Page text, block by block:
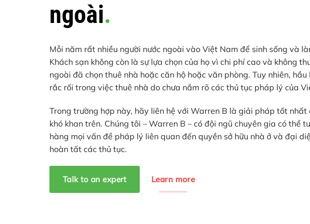
ngoài.
Mỗi năm rất nhiều người nước ngoài vào Việt Nam để sinh sống và
Khách sạn không còn là sự lựa chọn của họ vì chi phí cao và không
ngoài đã chọn thuê nhà hoặc căn hộ hoặc văn phòng. Tuy nhiên,
rắc rối trong việc thuê nhà do chưa nắm rõ các thủ tục pháp lý của
Trong trường hợp này, hãy liên hệ với Warren B là giải pháp tốt nhất
khó khan trên. Chúng tôi – Warren B – có đội ngũ chuyên gia có thể
hàng mọi vấn đề pháp lý liên quan đến quyền sở hữu nhà ở và đại
hoàn tất các thủ tục.
Talk to an expert Learn more